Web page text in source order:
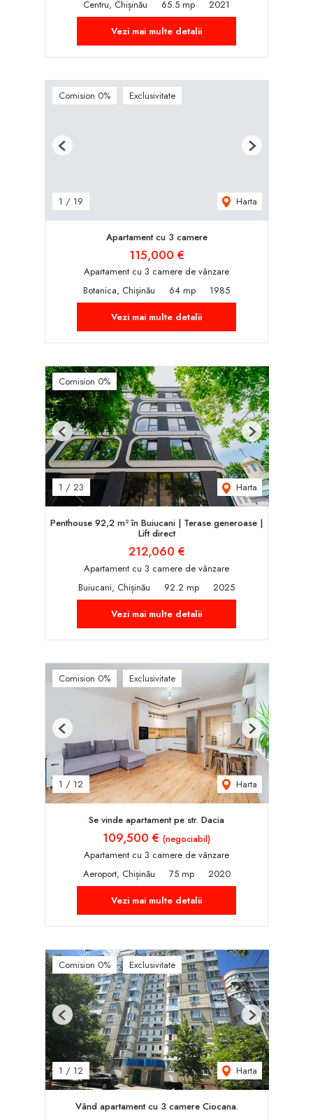
Centru, Chișinău
65.5 mp
2021
Vezi mai multe detalii
Comision 0% Exclusivitate
1 / 19 Harta
Previous Next
Apartament cu 3 camere
115,000 €
Apartament cu 3 camere de vânzare
Botanica, Chișinău
64 mp
1985
Vezi mai multe detalii
Comision 0%
1 / 23 Harta
Previous Next
Penthouse 92,2 m² în Buiucani | Terase generoase |
Lift direct
212,060 €
Apartament cu 3 camere de vânzare
Buiucani, Chișinău
92.2 mp
2025
Vezi mai multe detalii
Comision 0% Exclusivitate
1 / 12 Harta
Previous Next
Se vinde apartament pe str. Dacia
109,500 € (negociabil)
Apartament cu 3 camere de vânzare
Aeroport, Chișinău
75 mp
2020
Vezi mai multe detalii
Comision 0% Exclusivitate
1 / 12 Harta
Previous Next
Vând apartament cu 3 camere Ciocana.